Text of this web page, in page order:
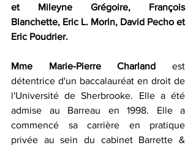
et Mileyne Grégoire, François
Blanchette, Eric L. Morin, David Pecho et
Eric Poudrier.
Mme Marie-Pierre Charland est
détentrice d'un baccalauréat en droit de
l'Université de Sherbrooke. Elle a été
admise au Barreau en 1998. Elle a
commencé sa carrière en pratique
privée au sein du cabinet Barrette &